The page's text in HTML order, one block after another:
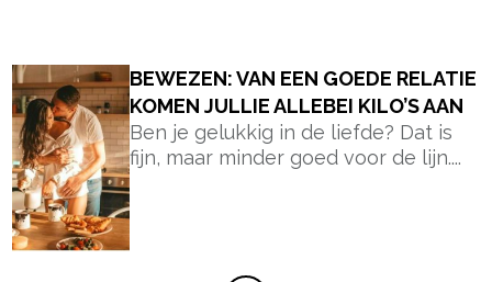
BEWEZEN: VAN EEN GOEDE RELATIE
KOMEN JULLIE ALLEBEI KILO’S AAN
Ben je gelukkig in de liefde? Dat is
fijn, maar minder goed voor de lijn....